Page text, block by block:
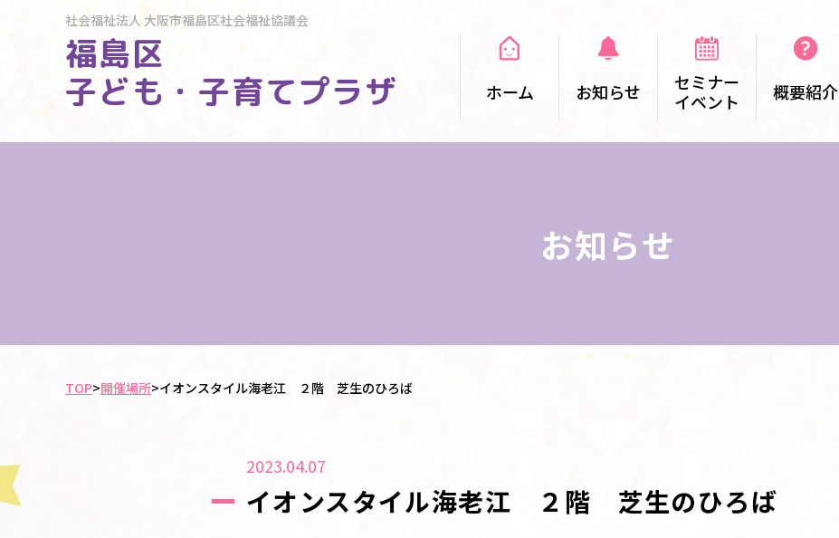
社会福祉法人大阪市福島区社会福祉協議会
福島区
子ども・子育てプラザ
ホーム お知らせ
セミナー
イベント
概要紹介
お知らせ
TOP>開催場所>イオンスタイル海老江 ２階 芝生のひろば
2023.04.07
イオンスタイル海老江 ２階 芝生のひろば